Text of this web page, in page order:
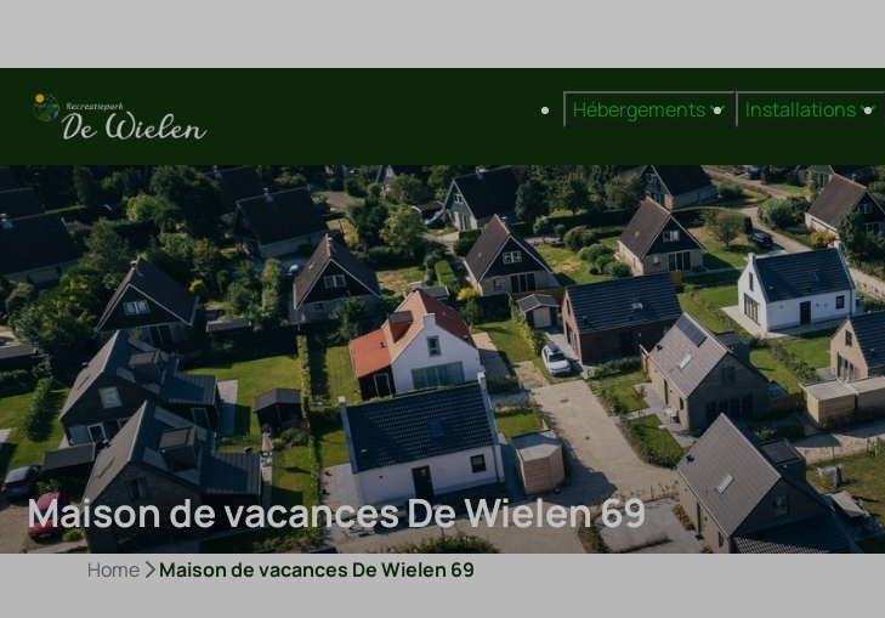
Hébergements Installations
Maison de vacances De Wielen 69
Home Maison de vacances De Wielen 69